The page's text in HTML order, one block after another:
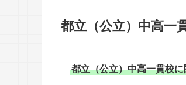
都立（公立）中高一
都立（公立）中高一貫校